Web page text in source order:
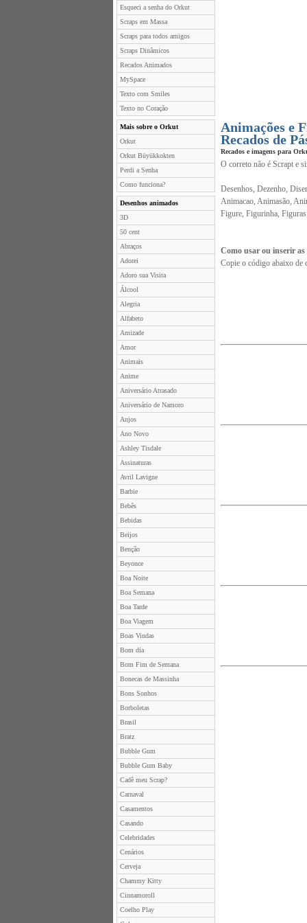
Esqueci a senha do Orkut
Scraps em Massa
Scraps para todos amigos
Scraps Dinâmicos
Recados Animados
MySpace
Texto com Smiles
Texto no Coração
Mais sobre o Orkut
Orkut
Orkut Büyükkokten
Perdi a Senha
Como funciona?
Desenhos animados
3D
50 cent
Abraços
Adorei
Adoro sua Visita
Álcool
Alegria
Alfabeto
Amizade
Amor
Animais
Anime
Aniversário Atrasado
Aniversário de Namoro
Anjos
Ano Novo
Ashley Tisdale
Assinaturas
Avril Lavigne
Barbie
Bebês
Bebidas
Beijos
Benção
Beyonce
Boa Noite
Boa Semana
Boa Tarde
Boa Viagem
Boas Vindas
Bom dia
Bom Fim de Semana
Bonecas de Massinha
Bons Sonhos
Borboletas
Brasil
Bratz
Bubble Gum
Bubble Gum Baby
Cadê meu Scrap?
Carnaval
Casamentos
Casando
Celebridades
Cenários
Cerveja
Chammy Kitty
Cinnamoroll
Coelho Play
Animações e
Recados de
Recados e imagens para
O correto não é Scrapt e
Desenhos, Dezenho,
Animacao, Animasão,
Figure, Figurinha,
Como usar ou inserir as
Copie o código abaixo de